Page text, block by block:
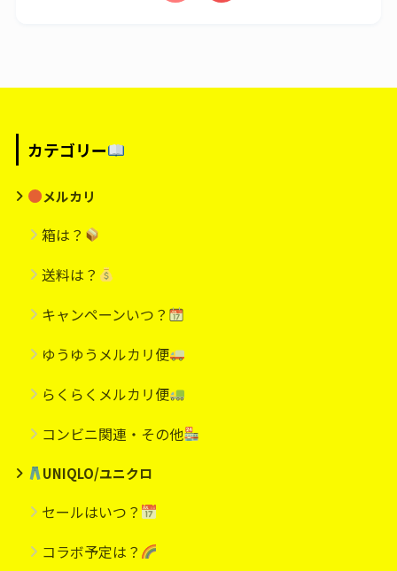
カテゴリー
メルカリ
箱は？
送料は？
キャンペーンいつ？
ゆうゆうメルカリ便
らくらくメルカリ便
コンビニ関連・その他
UNIQLO/ユニクロ
セールはいつ？
コラボ予定は？